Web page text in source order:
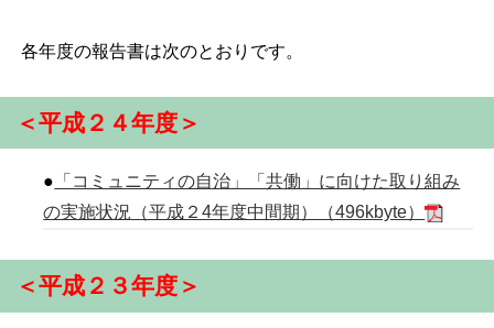
各年度の報告書は次のとおりです。
＜平成２４年度＞
● 「コミュニティの自治」「共働」に向けた取り組み
の実施状況（平成２4年度中間期）（496kbyte）
＜平成２３年度＞